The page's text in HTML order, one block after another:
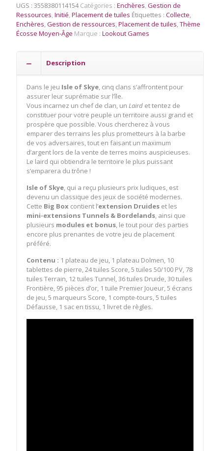
of
Skye
Big
Box
UGS : 3558380114154 Catégories : Enchères Gestion de
Ressources Initié Placement de tuiles Étiquettes : Collecte
Enchères Gestion de ressources Placement de tuiles Thème
Écosse Moyen-Âge Marque : Lookout Games
Description
Dans le jeu Isle of Skye , cinq clans s’affrontent pour
assurer leur suprématie sur l’île.
Vous incarnez un chef de clan, un Laird et tentez de
constituer pour votre peuple un territoire aussi grand et
prospère que possible. Vous chercherez à vous
emparer des terrains les plus prometteurs à la barbe
de vos adversaires, tout en faisant un maximum
d’argent lors de la vente de terres moins auspicieuses.
Le laird qui obtiendra le territoire le plus puissant
s’emparera du trône !
Isle of Skye , qui a reçu plusieurs prix ludiques, est
devenu un classique des jeux de société modernes.
Cette Big Box contient l’extension Druides et les
mini-extensions Tunnels & Bordelands , ainsi que
plusieurs modules et bonus , le tout pour des parties
encore plus prenantes de votre jeu de placement
préféré.
Contenu : 1 plateau de jeu, 1 plateau Dolmen, 10
tablettes de pierre, 24 tuiles Score, 5 tuiles 50/100 PV, 78
tuiles Terrain, 12 tuiles Tunnel, 36 tuiles Druide, 30 tuiles
Frontière, 95 pièces d’or, 1 tuile Premier Joueur, 5 écrans
de jeu, 5 marqueurs Score, 1 compte-tours, 5 tuiles
Défausse, 1 sac en tissu, 1 livret de règles.